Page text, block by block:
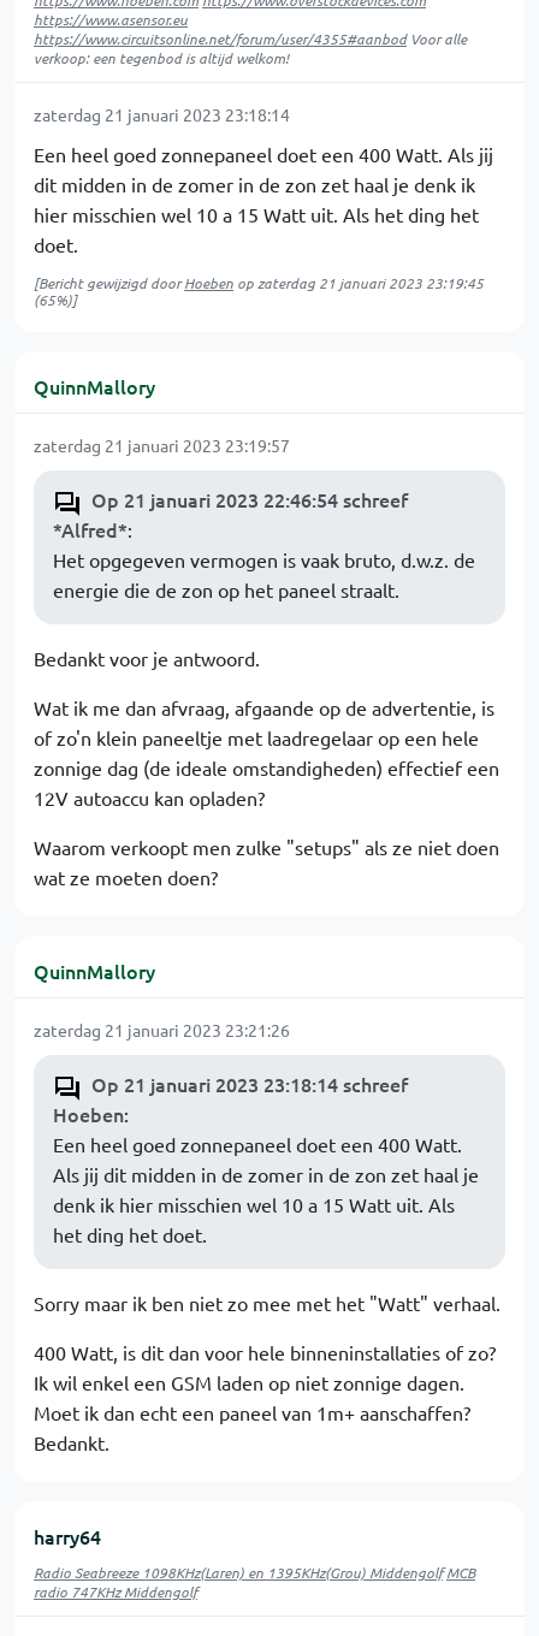
https://www.asensor.eu
https://www.circuitsonline.net/forum/user/4355#aanbodVoor alle
verkoop: een tegenbod is altijd welkom!
zaterdag 21 januari 2023 23:18:14
Een heel goed zonnepaneel doet een 400 Watt. Als jij
dit midden in de zomer in de zon zet haal je denk ik
hier misschien wel 10 a 15 Watt uit. Als het ding het
doet.
[Bericht gewijzigd doorHoeben op zaterdag 21 januari 2023 23:19:45
(65%)]
QuinnMallory
zaterdag 21 januari 2023 23:19:57
Op 21 januari 2023 22:46:54 schreef
*Alfred*:
Het opgegeven vermogen is vaak bruto, d.w.z. de
energie die de zon op het paneel straalt.
Bedankt voor je antwoord.
Wat ik me dan afvraag, afgaande op de advertentie, is
of zo'n klein paneeltje met laadregelaar op een hele
zonnige dag (de ideale omstandigheden) effectief een
12V autoaccu kan opladen?
Waarom verkoopt men zulke "setups" als ze niet doen
wat ze moeten doen?
QuinnMallory
zaterdag 21 januari 2023 23:21:26
Op 21 januari 2023 23:18:14 schreef
Hoeben:
Een heel goed zonnepaneel doet een 400 Watt.
Als jij dit midden in de zomer in de zon zet haal je
denk ik hier misschien wel 10 a 15 Watt uit. Als
het ding het doet.
Sorry maar ik ben niet zo mee met het "Watt" verhaal.
400 Watt, is dit dan voor hele binneninstallaties of zo?
Ik wil enkel een GSM laden op niet zonnige dagen.
Moet ik dan echt een paneel van 1m+ aanschaffen?
Bedankt.
harry64
Radio Seabreeze 1098KHz(Laren) en 1395KHz(Grou) Middengolf MCB
radio 747KHz Middengolf